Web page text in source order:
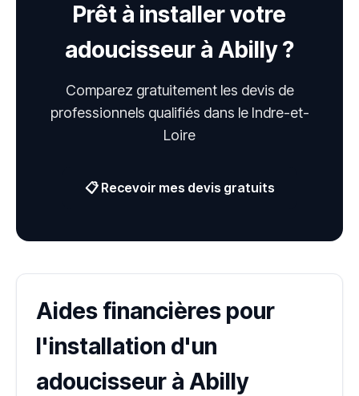
Prêt à installer votre
adoucisseur à Abilly ?
Comparez gratuitement les devis de
professionnels qualifiés dans le Indre-et-
Loire
📋 Recevoir mes devis gratuits
Aides financières pour
l'installation d'un
adoucisseur à Abilly